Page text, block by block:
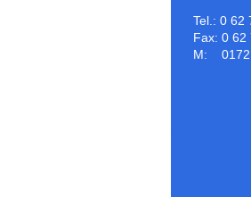
Tel.: 0 62
Fax: 0 62
M: 0172